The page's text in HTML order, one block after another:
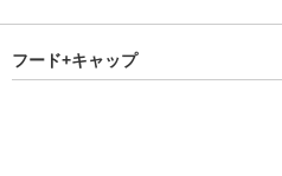
フード+キャップ